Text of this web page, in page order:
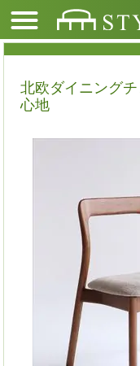
北欧ダイニング
心地